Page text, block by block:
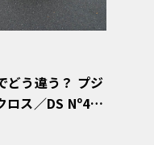
どう違う？ プジ
ロス／DS Nº4